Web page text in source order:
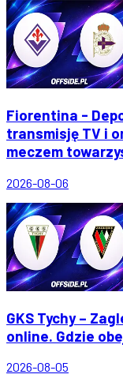
Fiorentina -
transmisję TV i
meczem
2026-08-06
GKS Tychy –
online. Gdzie
2026-08-05